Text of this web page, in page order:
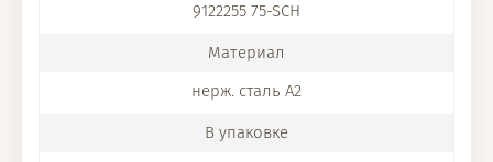
9122255 75-SCH
нерж. сталь A2